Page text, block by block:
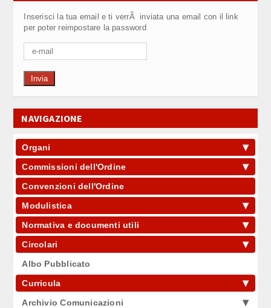
Convegni e corsi
OCC sovraindebitamento
CPO Comitato Pari Opportunità
Contatti
Inserisci la tua email e ti verrÃ inviata una email con il link
per poter reimpostare la password
Invia
NAVIGAZIONE
Organi
Commissioni dell'Ordine
Convenzioni dell'Ordine
Modulistica
Normativa e documenti utili
Circolari
Albo Pubblicato
Curricula
Archivio Comunicazioni